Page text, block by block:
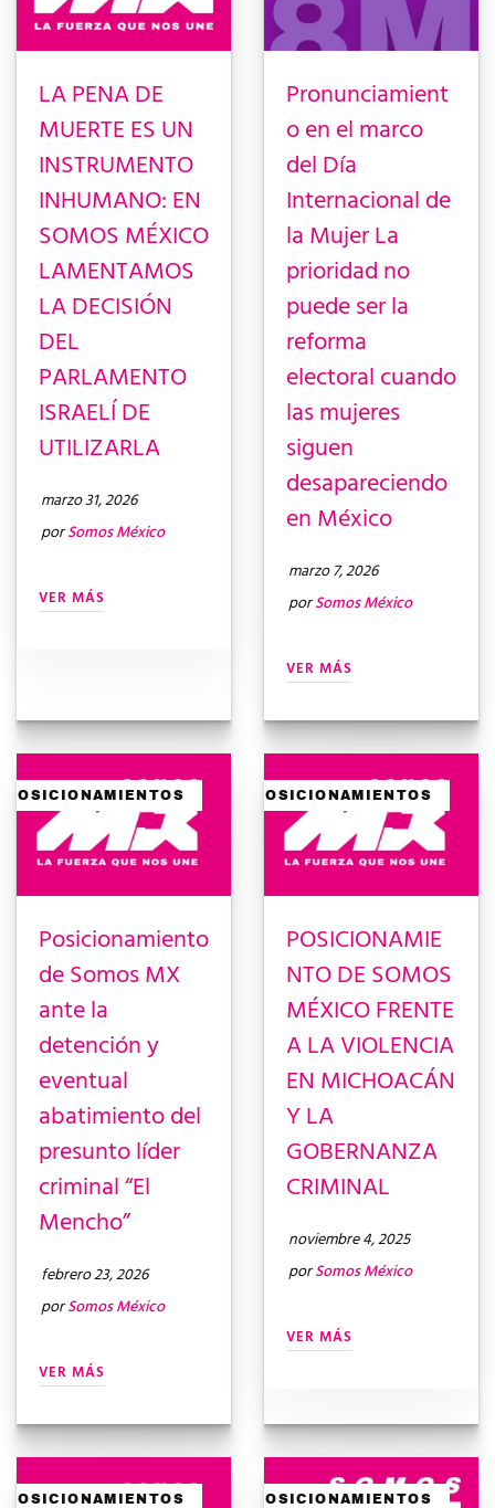
LA PENA DE
MUERTE ES UN
INSTRUMENTO
INHUMANO: EN
SOMOS MÉXICO
LAMENTAMOS
LA DECISIÓN
DEL
PARLAMENTO
ISRAELÍ DE
UTILIZARLA
marzo 31, 2026
porSomos México
VER MÁS
Pronunciamient
o en el marco
del Día
Internacional de
la Mujer La
prioridad no
puede ser la
reforma
electoral cuando
las mujeres
siguen
desapareciendo
en México
marzo 7, 2026
porSomos México
VER MÁS
POSICIONAMIENTOS
Posicionamiento
de Somos MX
ante la
detención y
eventual
abatimiento del
presunto líder
criminal “El
Mencho”
febrero 23, 2026
porSomos México
VER MÁS
POSICIONAMIENTOS
POSICIONAMIE
NTO DE SOMOS
MÉXICO FRENTE
A LA VIOLENCIA
EN MICHOACÁN
Y LA
GOBERNANZA
CRIMINAL
noviembre 4, 2025
porSomos México
VER MÁS
POSICIONAMIENTOS POSICIONAMIENTOS